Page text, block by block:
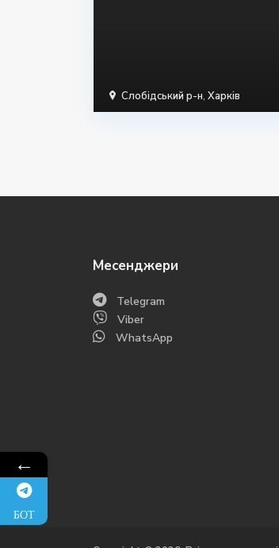
Слобідський р-н, Харків
Месенджери
Telegram
Viber
WhatsApp
←
БОТ